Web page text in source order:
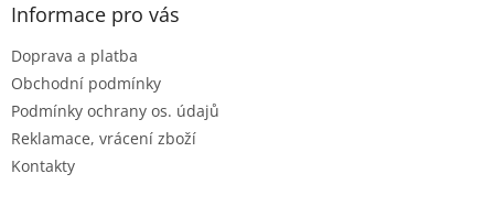
Informace pro vás
Doprava a platba
Obchodní podmínky
Podmínky ochrany os. údajů
Reklamace, vrácení zboží
Kontakty